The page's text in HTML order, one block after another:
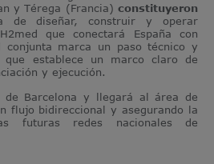
y Térega (Francia) constituyeron
de diseñar, construir y operar
que conectará España con
conjunta marca un paso técnico y
establece un marco claro de
y ejecución.
de Barcelona y llegará al área de
flujo bidireccional y asegurando la
futuras redes nacionales de